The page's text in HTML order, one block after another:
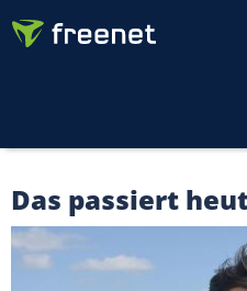
Das passiert